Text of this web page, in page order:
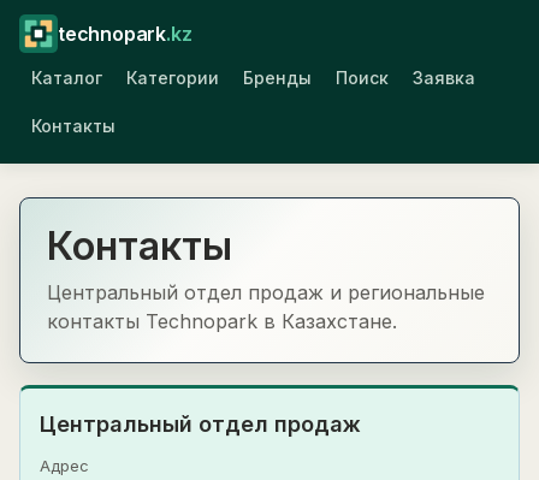
technopark.kz
Каталог Категории Бренды Поиск Заявка
Контакты
Контакты
Центральный отдел продаж и региональные
контакты Technopark в Казахстане.
Центральный отдел продаж
Адрес